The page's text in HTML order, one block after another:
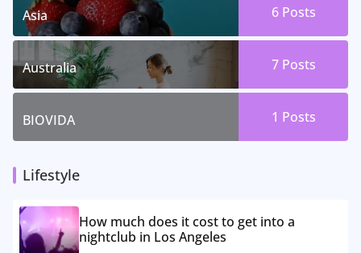
Asia 6 Posts
Australia 7 Posts
BIOVIDA 1 Posts
Lifestyle
How much does it cost to get into a
nightclub in Los Angeles